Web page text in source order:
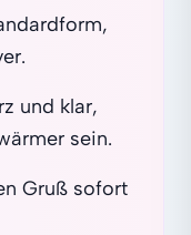
und klar,
sein.
Gruß sofort